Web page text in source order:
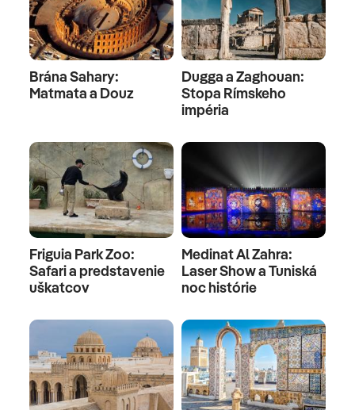
Brána Sahary:
Matmata a Douz
Dugga a Zaghouan:
Stopa Rímskeho
impéria
Friguia Park Zoo:
Safari a predstavenie
uškatcov
Medinat Al Zahra:
Laser Show a Tuniská
noc histórie